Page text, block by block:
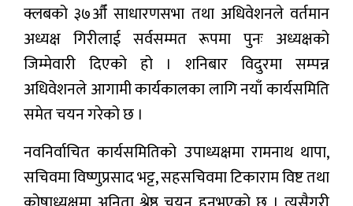
क्लबको ३७औँ साधारणसभा तथा अधिवेशनले वर्तमान
अध्यक्ष गिरीलाई सर्वसम्मत रूपमा पुनः अध्यक्षको
जिम्मेवारी दिएको हो । शनिबार विदुरमा सम्पन्न
अधिवेशनले आगामी कार्यकालका लागि नयाँ कार्यसमिति
समेत चयन गरेको छ ।
नवनिर्वाचित कार्यसमितिको उपाध्यक्षमा रामनाथ थापा,
सचिवमा विष्णुप्रसाद भट्ट, सहसचिवमा टिकाराम विष्ट तथा